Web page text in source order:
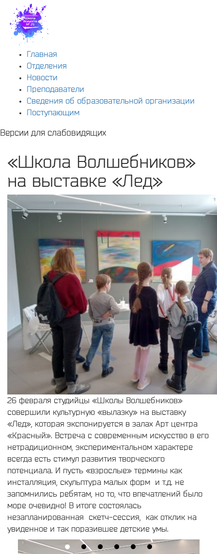
Главная
Отделения
Новости
Преподаватели
Сведения об образовательной организации
Поступающим
Версии для слабовидящих
«Школа Волшебников»
на выставке «Лед»
26 февраля студийцы «Школы Волшебников»
совершили культурную «вылазку» на выставку
«Лед», которая экспонируется в залах Арт центра
«Красный». Встреча с современным искусство в его
нетрадиционном, экспериментальном характере
всегда есть стимул развития творческого
потенциала. И пусть «взрослые» термины как
инсталляция, скульптура малых форм и т.д. не
запомнились ребятам, но то, что впечатлений было
море очевидно! В итоге состоялась
незапланированная скетч-сессия, как отклик на
увиденное и так поразившее детские умы.